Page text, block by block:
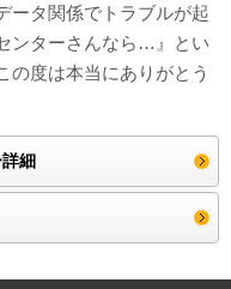
ータ関係でトラブルが起
ンターさんなら…』とい
の度は本当にありがとう
細